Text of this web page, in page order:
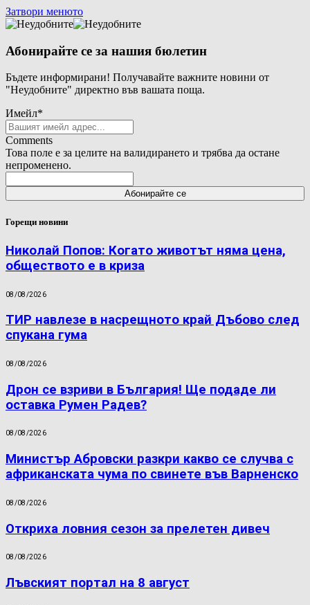
Затвори менюто
Абонирайте се за нашия бюлетин
Бъдете информирани! Получавайте важните новини от
"Неудобните" директно във вашата поща.
Имейл*
Comments
Това поле е за целите на валидирането и трябва да остане
непроменено.
Горещи новини
Николай Попов: Когато животът няма цена,
обществото е в криза
08/08/2026
ТИР навлезе в насрещното край Дъбово след
спукана гума
08/08/2026
Дрон се взриви в България! Ще подаде ли
оставка Румен Радев?
08/08/2026
Министър Абровски разкри какво се случва с
африканската чума по свинете във Варненско
08/08/2026
Откриха ловния сезон за прелетен дивеч
08/08/2026
Лъвският портал на 8 август